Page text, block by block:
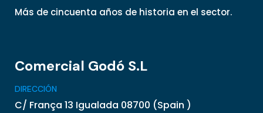
Más de cincuenta años de historia en el sector.
Comercial Godó S.L
DIRECCIÓN
C/ França 13 Igualada 08700 (Spain )